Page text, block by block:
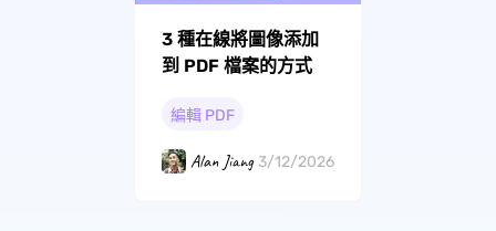
3 種在線將圖像添加
到 PDF 檔案的方式
編輯 PDF
Alan Jiang 3/12/2026